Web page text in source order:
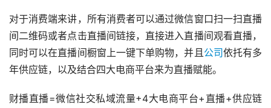
对于消费端来讲，所有消费者可以通过微信窗口扫一扫直播
间二维码或者点击直播间链接，直接进入直播间观看直播，
同时可以在直播间橱窗上一键下单购物，并且公司依托有多
年供应链，以及结合四大电商平台来为直播赋能。
财播直播=微信社交私域流量+4大电商平台+直播+供应链